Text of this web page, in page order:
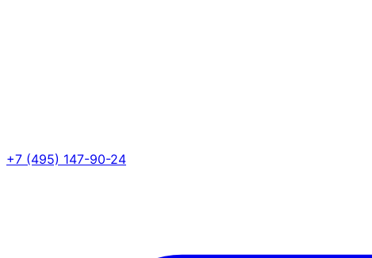
+7 (495) 147-90-24